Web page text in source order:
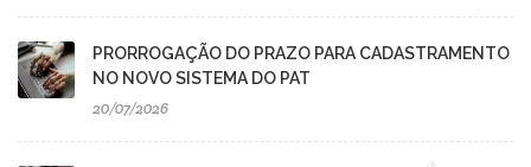
PRORROGAÇÃO DO PRAZO PARA CADASTRAMENTO
NO NOVO SISTEMA DO PAT
20/07/2026